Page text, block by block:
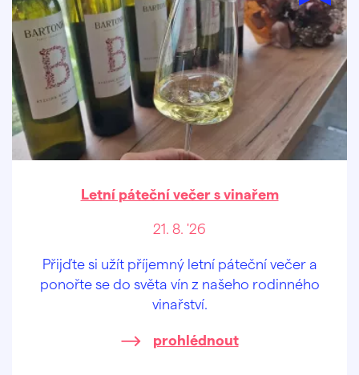
Letní páteční večer s vinařem
21. 8. '26
Přijďte si užít příjemný letní páteční večer a
ponořte se do světa vín z našeho rodinného
vinařství.
prohlédnout